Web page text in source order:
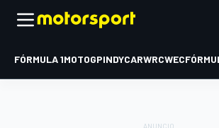
FÓRMULA 1MOTOGPINDYCARWRCWEC